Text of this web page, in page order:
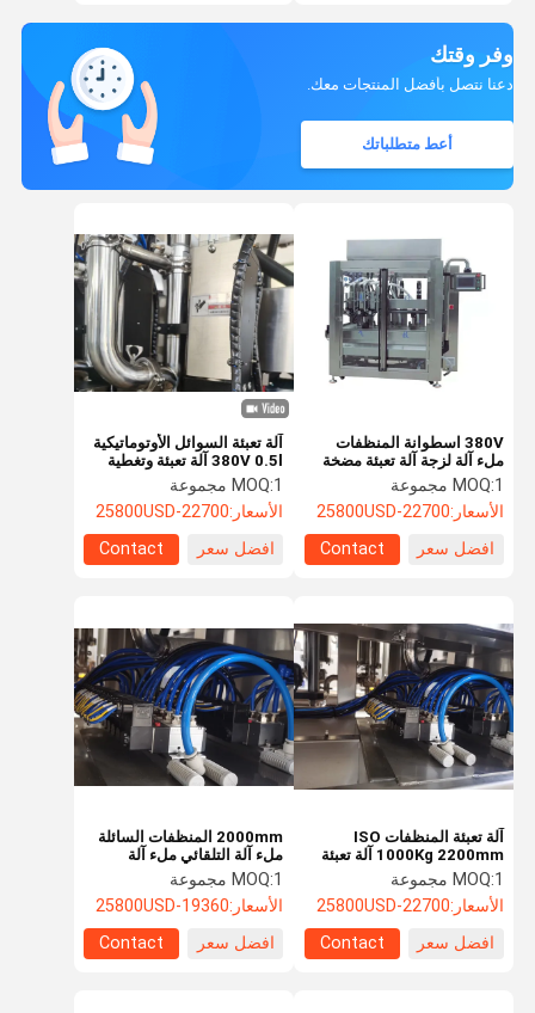
وفر وقتك
دعنا نتصل بأفضل المنتجات معك.
أعط متطلباتك
380V اسطوانة المنظفات
ملء آلة لزجة آلة تعبئة مضخة
مضاعفات
MOQ:1 مجموعة
الأسعار:22700-25800USD
افضل سعر
Contact
آلة تعبئة السوائل الأوتوماتيكية
380V 0.5l آلة تعبئة وتغطية
المياه
MOQ:1 مجموعة
الأسعار:22700-25800USD
افضل سعر
Contact
آلة تعبئة المنظفات ISO
1000Kg 2200mm آلة تعبئة
الزجاجة الكبيرة
MOQ:1 مجموعة
الأسعار:22700-25800USD
افضل سعر
Contact
2000mm المنظفات السائلة
ملء آلة التلقائي ملء آلة
للسائل
MOQ:1 مجموعة
الأسعار:19360-25800USD
افضل سعر
Contact